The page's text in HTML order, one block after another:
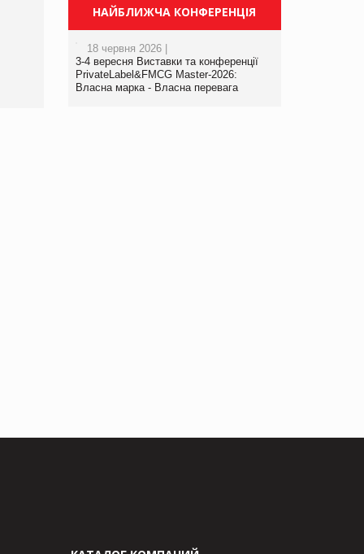
НАЙБЛИЖЧА КОНФЕРЕНЦІЯ
18 червня 2026 |
3-4 вересня Виставки та конференції
PrivateLabel&FMCG Master-2026:
Власна марка - Власна перевага